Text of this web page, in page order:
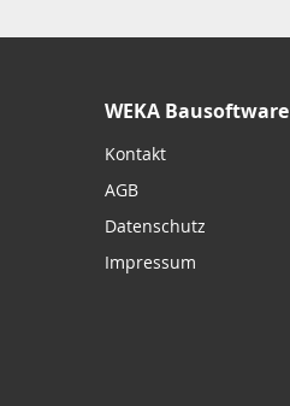
WEKA Bausoftware
Kontakt
AGB
Datenschutz
Impressum